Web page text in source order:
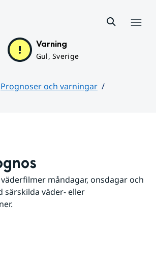
Varning
Gul, Sverige
Prognoser och varningar
måndagar, onsdagar och
särskilda väder- eller